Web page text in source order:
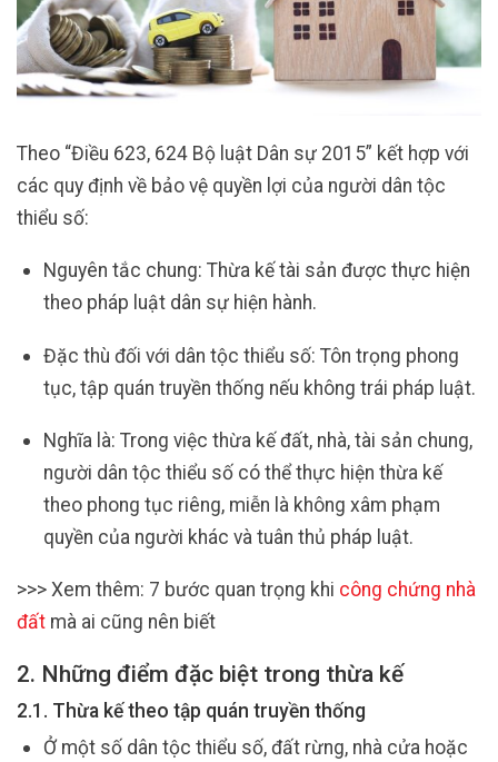
Theo “Điều 623, 624 Bộ luật Dân sự 2015” kết hợp với
các quy định về bảo vệ quyền lợi của người dân tộc
thiểu số:
Nguyên tắc chung: Thừa kế tài sản được thực hiện
theo pháp luật dân sự hiện hành.
Đặc thù đối với dân tộc thiểu số: Tôn trọng phong
tục, tập quán truyền thống nếu không trái pháp luật.
Nghĩa là: Trong việc thừa kế đất, nhà, tài sản chung,
người dân tộc thiểu số có thể thực hiện thừa kế
theo phong tục riêng, miễn là không xâm phạm
quyền của người khác và tuân thủ pháp luật.
>>> Xem thêm: 7 bước quan trọng khi công chứng nhà
đất mà ai cũng nên biết
2. Những điểm đặc biệt trong thừa kế
2.1. Thừa kế theo tập quán truyền thống
Ở một số dân tộc thiểu số, đất rừng, nhà cửa hoặc